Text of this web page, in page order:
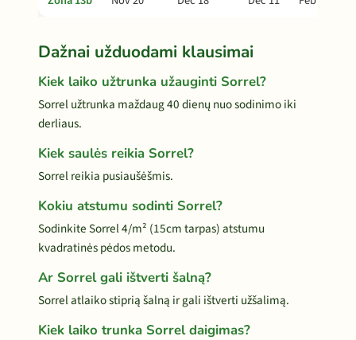
Dažnai užduodami klausimai
Kiek laiko užtrunka užauginti Sorrel?
Sorrel užtrunka maždaug 40 dienų nuo sodinimo iki
derliaus.
Kiek saulės reikia Sorrel?
Sorrel reikia pusiaušėšmis.
Kokiu atstumu sodinti Sorrel?
Sodinkite Sorrel 4/m² (15cm tarpas) atstumu
kvadratinės pėdos metodu.
Ar Sorrel gali ištverti šalną?
Sorrel atlaiko stiprią šalną ir gali ištverti užšalimą.
Kiek laiko trunka Sorrel daigimas?